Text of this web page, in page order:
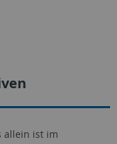
allein ist im